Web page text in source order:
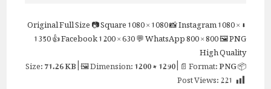
⬇ Original
Full Size📷 Square1080 × 1080📸 Instagram1080 ×
1350👍 Facebook1200 × 630💬 WhatsApp800 × 800🖼 PNG
High Quality
📦 Size:
71.26 KB| 🖼 Dimension:1200 × 1290| 📄 Format:PNG
Post Views:221